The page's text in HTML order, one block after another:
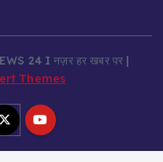
24 I नज़र हर खबर पर |
Themes